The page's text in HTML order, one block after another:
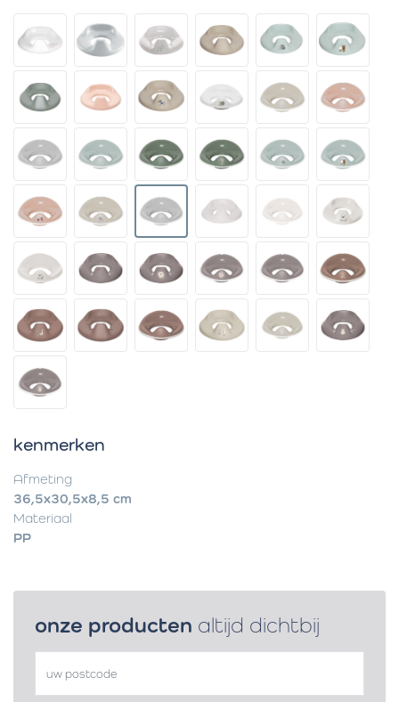
kenmerken
Afmeting
36,5x30,5x8,5 cm
Materiaal
PP
onze producten altijd dichtbij